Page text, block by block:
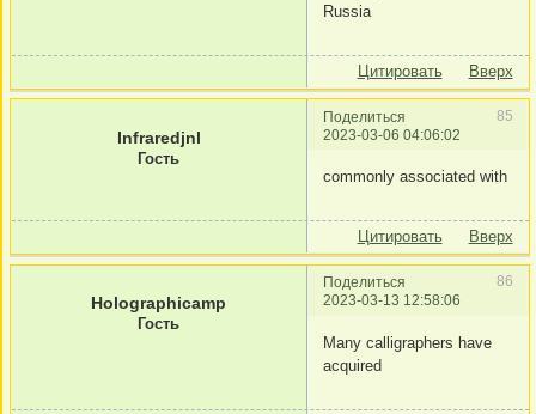
Russia
Цитировать Вверх
Поделиться
85
2023-03-06 04:06:02
Infraredjnl
Гость
commonly associated with
Цитировать Вверх
Поделиться
86
2023-03-13 12:58:06
Holographicamp
Гость
Many calligraphers have
acquired